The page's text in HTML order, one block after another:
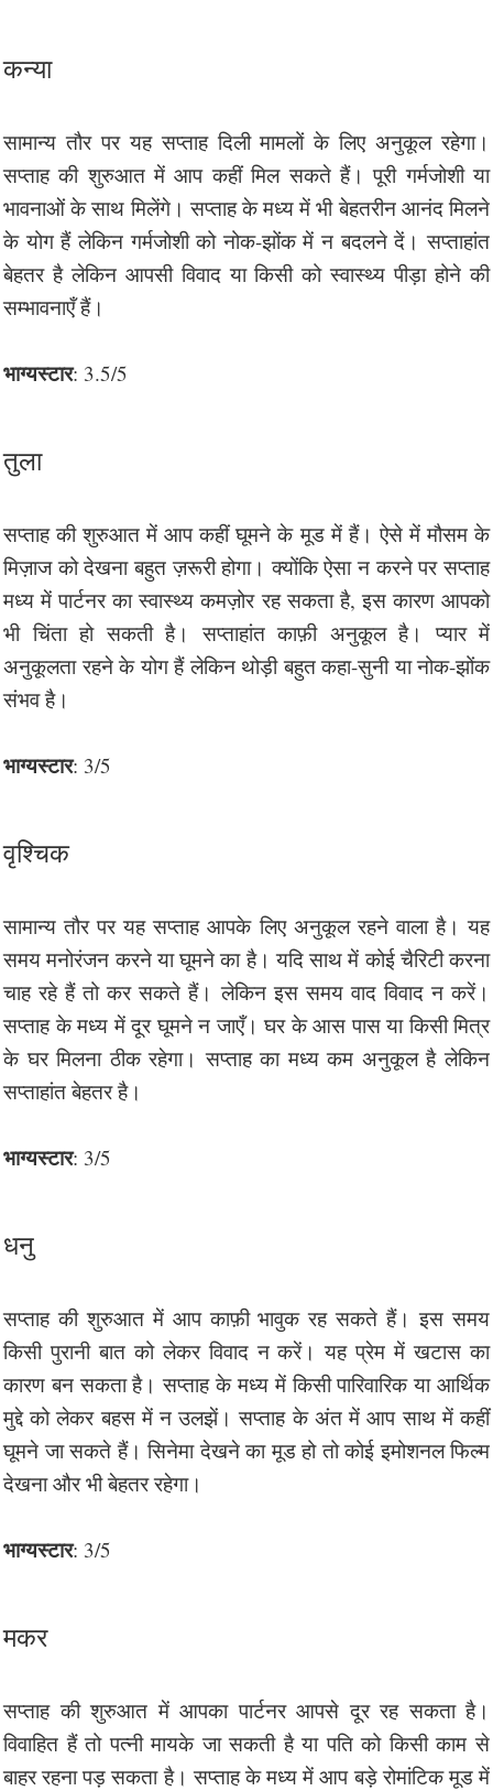
कन्या
सामान्य तौर पर यह सप्ताह दिली मामलों के लिए अनुकूल रहेगा।
सप्ताह की शुरुआत में आप कहीं मिल सकते हैं। पूरी गर्मजोशी या
भावनाओं के साथ मिलेंगे। सप्ताह के मध्य में भी बेहतरीन आनंद मिलने
के योग हैं लेकिन गर्मजोशी को नोक-झोंक में न बदलने दें। सप्ताहांत
बेहतर है लेकिन आपसी विवाद या किसी को स्वास्थ्य पीड़ा होने की
सम्भावनाएँ हैं।
भाग्यस्टार: 3.5/5
तुला
सप्ताह की शुरुआत में आप कहीं घूमने के मूड में हैं। ऐसे में मौसम के
मिज़ाज को देखना बहुत ज़रूरी होगा। क्योंकि ऐसा न करने पर सप्ताह
मध्य में पार्टनर का स्वास्थ्य कमज़ोर रह सकता है, इस कारण आपको
भी चिंता हो सकती है। सप्ताहांत काफ़ी अनुकूल है। प्यार में
अनुकूलता रहने के योग हैं लेकिन थोड़ी बहुत कहा-सुनी या नोक-झोंक
संभव है।
भाग्यस्टार: 3/5
वृश्चिक
सामान्य तौर पर यह सप्ताह आपके लिए अनुकूल रहने वाला है। यह
समय मनोरंजन करने या घूमने का है। यदि साथ में कोई चैरिटी करना
चाह रहे हैं तो कर सकते हैं। लेकिन इस समय वाद विवाद न करें।
सप्ताह के मध्य में दूर घूमने न जाएँ। घर के आस पास या किसी मित्र
के घर मिलना ठीक रहेगा। सप्ताह का मध्य कम अनुकूल है लेकिन
सप्ताहांत बेहतर है।
भाग्यस्टार: 3/5
धनु
सप्ताह की शुरुआत में आप काफ़ी भावुक रह सकते हैं। इस समय
किसी पुरानी बात को लेकर विवाद न करें। यह प्रेम में खटास का
कारण बन सकता है। सप्ताह के मध्य में किसी पारिवारिक या आर्थिक
मुद्दे को लेकर बहस में न उलझें। सप्ताह के अंत में आप साथ में कहीं
घूमने जा सकते हैं। सिनेमा देखने का मूड हो तो कोई इमोशनल फिल्म
देखना और भी बेहतर रहेगा।
भाग्यस्टार: 3/5
मकर
सप्ताह की शुरुआत में आपका पार्टनर आपसे दूर रह सकता है।
विवाहित हैं तो पत्नी मायके जा सकती है या पति को किसी काम से
बाहर रहना पड़ सकता है। सप्ताह के मध्य में आप बड़े रोमांटिक मूड में